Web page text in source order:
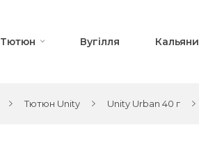
Тютюн Вугілля Кальяни
Тютюн Unity Unity Urban 40 г